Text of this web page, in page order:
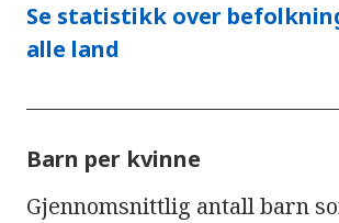
Se statistikk over
alle land
Barn per kvinne
Gjennomsnittlig antall barn